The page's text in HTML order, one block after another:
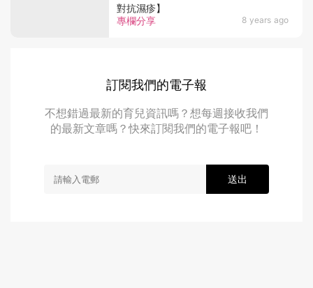
專欄分享 8 years ago
對抗濕疹】
訂閱我們的電子報
不想錯過最新的育兒資訊嗎？想每週接收我們
的最新文章嗎？快來訂閱我們的電子報吧！
送出